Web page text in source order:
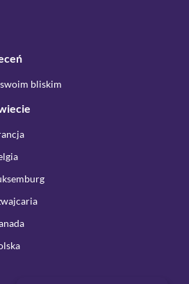
bliskim